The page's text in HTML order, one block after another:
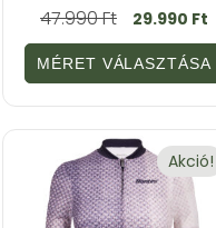
0
a
z
5
-
b
ő
47.990Ft 29.990 Ft
MÉRET VÁLASZTÁSA
Akció!